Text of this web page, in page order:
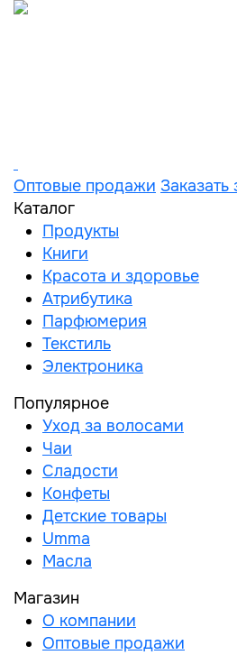
Оптовые продажи Заказать
Каталог
Продукты
Книги
Красота и здоровье
Атрибутика
Парфюмерия
Текстиль
Электроника
Популярное
Уход за волосами
Чаи
Сладости
Конфеты
Детские товары
Umma
Масла
Магазин
О компании
Оптовые продажи